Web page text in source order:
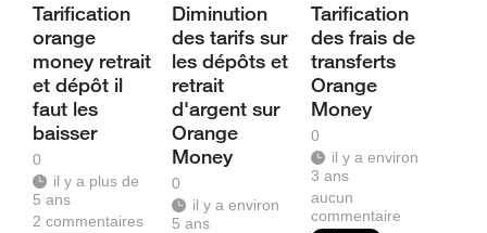
Tarification
orange
money retrait
et dépôt il
faut les
baisser
0
il y a plus de
5 ans
2 commentaires
Diminution
des tarifs sur
les dépôts et
retrait
d'argent sur
Orange
Money
0
il y a environ
5 ans
Tarification
des frais de
transferts
Orange
Money
0
il y a environ
3 ans
aucun
commentaire